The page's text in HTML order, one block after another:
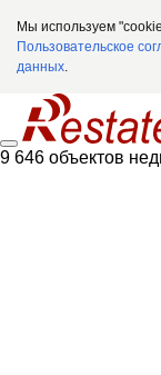
Мы используем
Пользовательское
данных.
9 646 объектов